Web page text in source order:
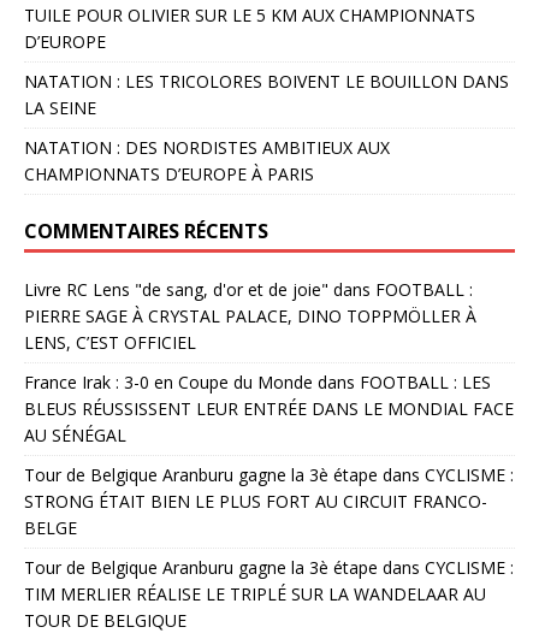
TUILE POUR OLIVIER SUR LE 5 KM AUX CHAMPIONNATS
D’EUROPE
NATATION : LES TRICOLORES BOIVENT LE BOUILLON DANS
LA SEINE
NATATION : DES NORDISTES AMBITIEUX AUX
CHAMPIONNATS D’EUROPE À PARIS
COMMENTAIRES RÉCENTS
Livre RC Lens "de sang, d'or et de joie" dans FOOTBALL :
PIERRE SAGE À CRYSTAL PALACE, DINO TOPPMÖLLER À
LENS, C’EST OFFICIEL
France Irak : 3-0 en Coupe du Monde dans FOOTBALL : LES
BLEUS RÉUSSISSENT LEUR ENTRÉE DANS LE MONDIAL FACE
AU SÉNÉGAL
Tour de Belgique Aranburu gagne la 3è étape dans CYCLISME :
STRONG ÉTAIT BIEN LE PLUS FORT AU CIRCUIT FRANCO-
BELGE
Tour de Belgique Aranburu gagne la 3è étape dans CYCLISME :
TIM MERLIER RÉALISE LE TRIPLÉ SUR LA WANDELAAR AU
TOUR DE BELGIQUE